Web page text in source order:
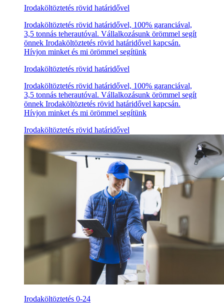
Irodaköltöztetés rövid határidővel
Irodaköltöztetés rövid határidővel, 100% garanciával,
3,5 tonnás teherautóval. Vállalkozásunk örömmel segít
önnek Irodaköltöztetés rövid határidővel kapcsán.
Hívjon minket és mi örömmel segítünk
Irodaköltöztetés rövid határidővel
Irodaköltöztetés rövid határidővel, 100% garanciával,
3,5 tonnás teherautóval. Vállalkozásunk örömmel segít
önnek Irodaköltöztetés rövid határidővel kapcsán.
Hívjon minket és mi örömmel segítünk
Irodaköltöztetés rövid határidővel
Irodaköltöztetés 0-24